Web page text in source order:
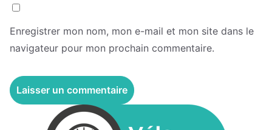
Enregistrer mon nom, mon e-mail et mon site dans le
navigateur pour mon prochain commentaire.